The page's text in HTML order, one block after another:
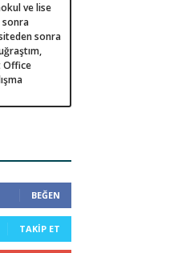
ve lise
sonra
sonra
Office
BEĞEN
TAKIP ET